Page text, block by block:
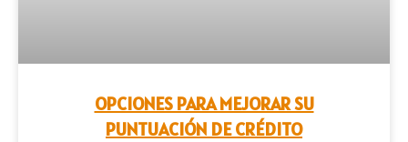
OPCIONES PARA MEJORAR SU
PUNTUACIÓN DE CRÉDITO